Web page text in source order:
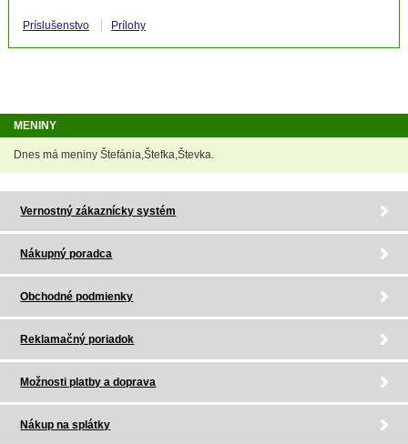
Príslušenstvo Prílohy
MENINY
Dnes má meniny Štefánia,Štefka,Števka.
Vernostný zákaznícky systém
Nákupný poradca
Obchodné podmienky
Reklamačný poriadok
Možnosti platby a doprava
Nákup na splátky